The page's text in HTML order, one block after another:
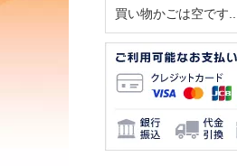
買い物かごは空です...